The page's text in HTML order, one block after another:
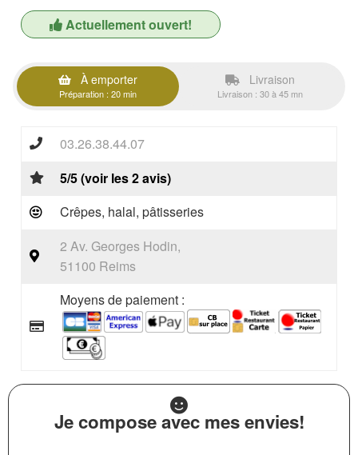
Actuellement ouvert!
À emporter
Préparation : 20 min
Livraison
Livraison : 30 à 45 mn
03.26.38.44.07
5/5 (voir les 2 avis)
Crêpes, halal, pâtisseries
2 Av. Georges Hodin,
51100 Reims
Moyens de paiement :
Je compose avec mes envies!